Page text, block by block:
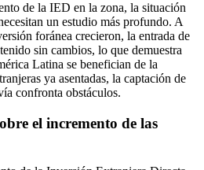
de la IED en la zona, la situación
un estudio más profundo. A
foránea crecieron, la entrada de
sin cambios, lo que demuestra
Latina se benefician de la
ya asentadas, la captación de
confronta obstáculos.
el incremento de las